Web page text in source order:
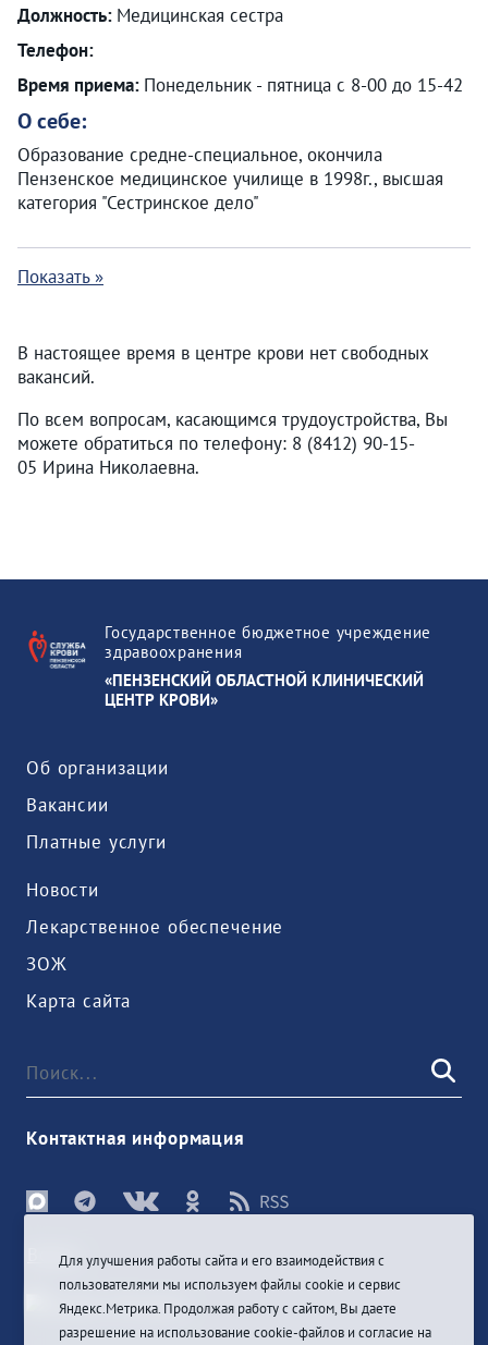
Должность: Медицинская сестра
Телефон:
Время приема: Понедельник - пятница с 8-00 до 15-42
О себе:
Образование средне-специальное, окончила
Пензенское медицинское училище в 1998г., высшая
категория "Сестринское дело"
Показать »
В настоящее время в центре крови нет свободных
вакансий.
По всем вопросам, касающимся трудоустройства, Вы
можете обратиться по телефону: 8 (8412) 90-15-
05 Ирина Николаевна.
Государственное бюджетное учреждение
здравоохранения
«ПЕНЗЕНСКИЙ ОБЛАСТНОЙ КЛИНИЧЕСКИЙ
ЦЕНТР КРОВИ»
Об организации
Вакансии
Платные услуги
Новости
Лекарственное обеспечение
ЗОЖ
Карта сайта
Контактная информация
ВойтиДля улучшения работы сайта и его взаимодействия с
пользователями мы используем файлы cookie и сервис
Яндекс.Метрика. Продолжая работу с сайтом, Вы даете
разрешение на использование cookie-файлов и согласие на